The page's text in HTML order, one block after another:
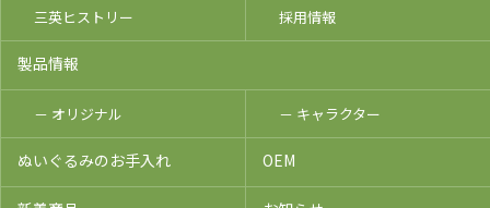
三英ヒストリー 採用情報
製品情報
－ オリジナル － キャラクター
ぬいぐるみのお手入れ OEM